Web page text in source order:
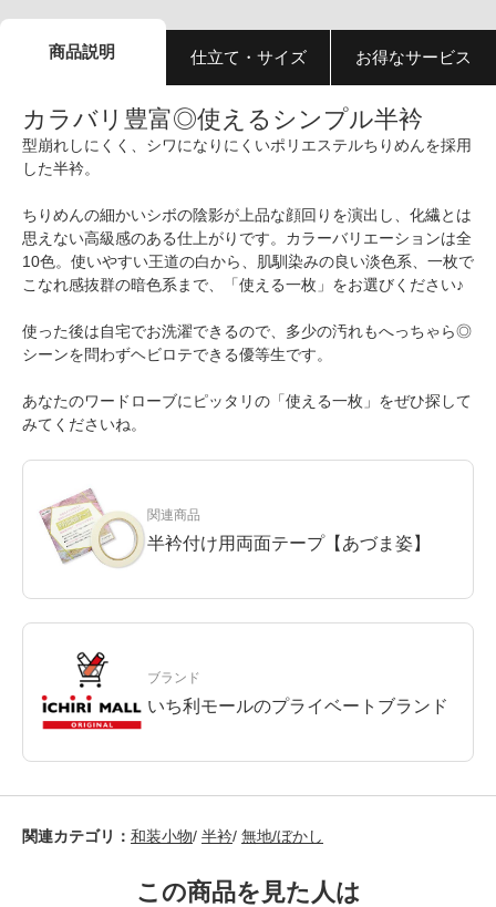
商品説明 仕立て・サイズ お得なサービス
カラバリ豊富◎使えるシンプル半衿
型崩れしにくく、シワになりにくいポリエステルちりめんを採用
した半衿。
ちりめんの細かいシボの陰影が上品な顔回りを演出し、化繊とは
思えない高級感のある仕上がりです。カラーバリエーションは全
10色。使いやすい王道の白から、肌馴染みの良い淡色系、一枚で
こなれ感抜群の暗色系まで、「使える一枚」をお選びください♪
使った後は自宅でお洗濯できるので、多少の汚れもへっちゃら◎
シーンを問わずヘビロテできる優等生です。
あなたのワードローブにピッタリの「使える一枚」をぜひ探して
みてくださいね。
関連商品
半衿付け用両面テープ【あづま姿】
ブランド
いち利モールのプライベートブランド
関連カテゴリ： 和装小物/ 半衿/ 無地/ぼかし
この商品を見た人は